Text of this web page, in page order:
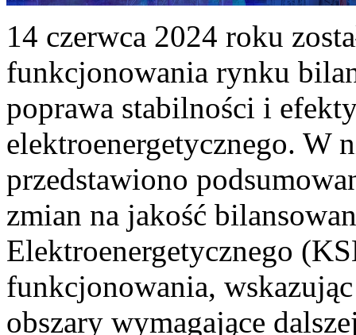
14 czerwca 2024 roku
funkcjonowania rynku
poprawa stabilności i
elektroenergetycznego. W
przedstawiono
zmian na jakość
Elektroenergetycznego
funkcjonowania,
obszary wymagające